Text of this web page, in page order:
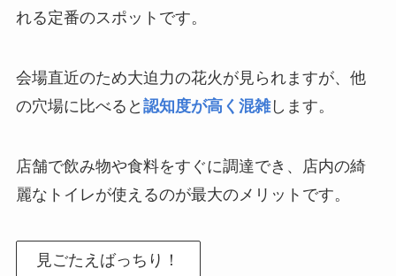
れる定番のスポットです。
会場直近のため大迫力の花火が見られますが、他
の穴場に比べると 認知度が高く混雑します。
店舗で飲み物や食料をすぐに調達でき、店内の綺
麗なトイレが使えるのが最大のメリットです。
見ごたえばっちり！